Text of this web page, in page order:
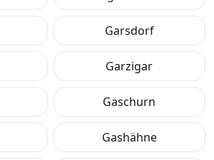
Garsdorf
Garzigar
Gaschurn
Gashähne